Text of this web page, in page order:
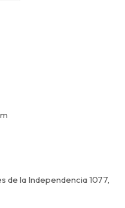
de la Independencia 1077,